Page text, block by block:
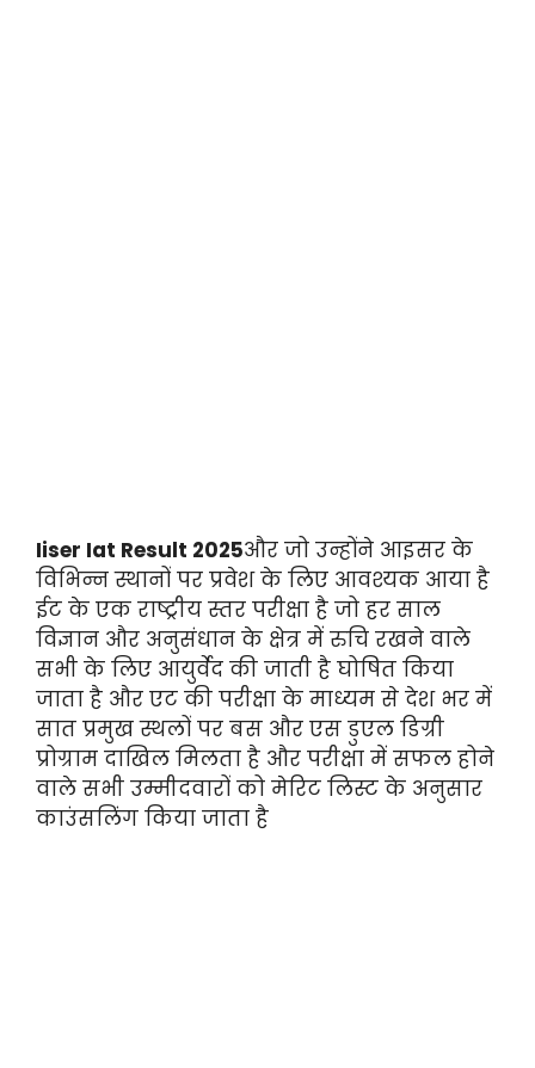
Iiser Iat Result 2025और जो उन्होंने आइसर के
विभिन्न स्थानों पर प्रवेश के लिए आवश्यक आया है
ईट के एक राष्ट्रीय स्तर परीक्षा है जो हर साल
विज्ञान और अनुसंधान के क्षेत्र में रुचि रखने वाले
सभी के लिए आयुर्वेद की जाती है घोषित किया
जाता है और एट की परीक्षा के माध्यम से देश भर में
सात प्रमुख स्थलों पर बस और एस डुएल डिग्री
प्रोग्राम दाखिल मिलता है और परीक्षा में सफल होने
वाले सभी उम्मीदवारों को मेरिट लिस्ट के अनुसार
काउंसलिंग किया जाता है